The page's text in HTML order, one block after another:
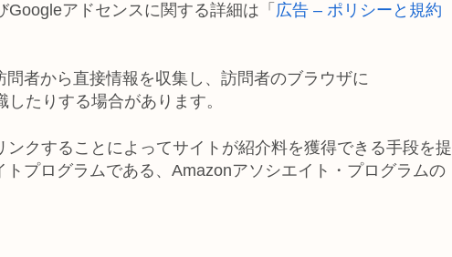
アドセンスに関する詳細は「 広告 – ポリシーと規約
者から直接情報を収集し、訪問者のブラウザに
たりする場合があります。
クすることによってサイトが紹介料を獲得できる手段を提
プログラムである、Amazonアソシエイト・プログラムの